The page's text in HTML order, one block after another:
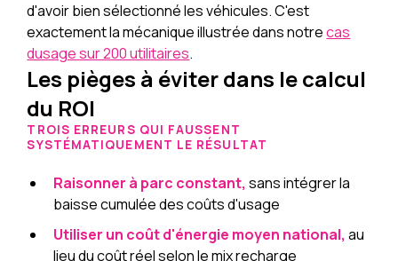
d'avoir bien sélectionné les véhicules. C'est
exactement la mécanique illustrée dans notrecas
dusage sur 200 utilitaires.
Les pièges à éviter dans le calcul
du ROI
TROIS ERREURS QUI FAUSSENT
SYSTÉMATIQUEMENT LE RÉSULTAT
Raisonner à parc constant, sans intégrer la
baisse cumulée des coûts d'usage
Utiliser un coût d'énergie moyen national, au
lieu du coût réel selon le mix recharge